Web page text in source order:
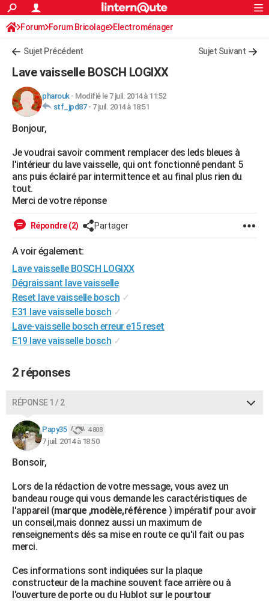
ACTUALITÉS
Politique
Société
Faits Divers
Education
Monde
Villes
+
FINANCE
Retraite
Impôts
Epargne
Immobilier
Risques naturels par ville
Banque
Assurance
Crédit
AUTO
Essais
Réserver un essai
Citadines
Berlines
SUV
Forum auto
+HIGH-TECH
Mobiles
Meilleur smartphone
Internet
Ordinateurs
Jeux vidéo
Guide high-tech
+BRICOLAGE
Forum
Aménagement intérieur
Extérieur
Cuisine
Salle de bains
Jardinage
Rangement
WEEK-END
Art de vivre
Bien-être
Loisirs
Mode
Modes de vie
Alimentation
Guide de la santé
Maladies
Médicaments
Sommeil
Destinations
City break
Voyage nature
Voyage de noces
Forum
Climat
+PHOTO
GUIDES D'ACHAT
BONS PLANS
Carte de Noël
Carte Bonne année
Carte Saint-Valentin
Carte Pâques
Carte d'anniversaire
DICTIONNAIRE
Dictionnaire
Biographies
Citations
Expressions
Proverbes
PROGRAMME TV
COPAINS D'AVANT
S'inscrire
Se connecter
Lycées
Collèges
Primaires
Universités
Entreprises
Service militaire
Avis de recherche
Bricolage
Lifestyle
Culture
Sport
Auto
Television
Voyage
Cinema
S'inscrire
Connexion
Forum Forum Bricolage Electroménager
Sujet Précédent Sujet Suivant
Lave vaisselle BOSCH LOGIXX
pharouk- Modifié le 7 juil. 2014 à 11:52
stf_jpd87- 7 juil. 2014 à 18:51
Bonjour,
Je voudrai savoir comment remplacer des leds bleues à
l'intérieur du lave vaisselle, qui ont fonctionné pendant 5
ans puis éclairé par intermittence et au final plus rien du
tout.
Merci de votre réponse
Répondre (2) Partager
A voir également:
Lave vaisselle BOSCH LOGIXX
Dégraissant lave vaisselle
Reset lave vaisselle bosch ✓
E31 lave vaisselle bosch ✓
Lave-vaisselle bosch erreur e15 reset
E19 lave vaisselle bosch ✓
2 réponses
RÉPONSE 1 / 2
Papy35 4 808
7 juil. 2014 à 18:50
Bonsoir,
Lors de la rédaction de votre message, vous avez un
bandeau rouge qui vous demande les caractéristiques de
l'appareil (marque ,modèle,référence) impératif pour avoir
un conseil,mais donnez aussi un maximum de
renseignements dés sa mise en route ce qu'il fait ou pas
merci.
Ces informations sont indiquées sur la plaque
constructeur de la machine souvent face arrière ou à
l'ouverture de porte ou du Hublot sur le pourtour